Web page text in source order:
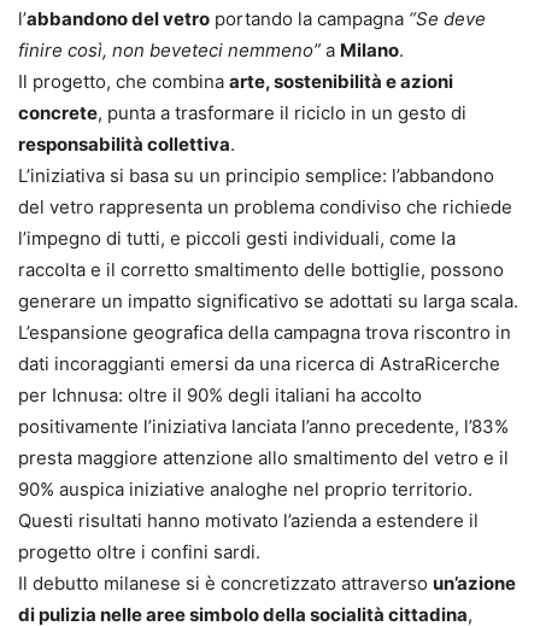
l’abbandono del vetro portando la campagna “Se deve
finire così, non beveteci nemmeno” a Milano.
Il progetto, che combina arte, sostenibilità e azioni
concrete, punta a trasformare il riciclo in un gesto di
responsabilità collettiva.
L’iniziativa si basa su un principio semplice: l’abbandono
del vetro rappresenta un problema condiviso che richiede
l’impegno di tutti, e piccoli gesti individuali, come la
raccolta e il corretto smaltimento delle bottiglie, possono
generare un impatto significativo se adottati su larga scala.
L’espansione geografica della campagna trova riscontro in
dati incoraggianti emersi da una ricerca di AstraRicerche
per Ichnusa: oltre il 90% degli italiani ha accolto
positivamente l’iniziativa lanciata l’anno precedente, l’83%
presta maggiore attenzione allo smaltimento del vetro e il
90% auspica iniziative analoghe nel proprio territorio.
Questi risultati hanno motivato l’azienda a estendere il
progetto oltre i confini sardi.
Il debutto milanese si è concretizzato attraverso un’azione
di pulizia nelle aree simbolo della socialità cittadina,